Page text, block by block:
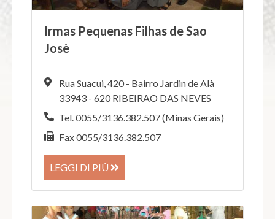
Irmas Pequenas Filhas de Sao
Josè
Rua Suacui, 420 - Bairro Jardin de Alà
33943 - 620 RIBEIRAO DAS NEVES
Tel. 0055/3136.382.507 (Minas Gerais)
Fax 0055/3136.382.507
LEGGI DI PIÙ